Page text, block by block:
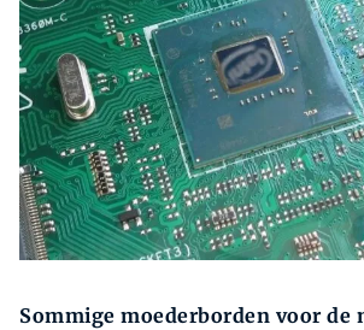
Zoeken
Sommige moederborden voor de